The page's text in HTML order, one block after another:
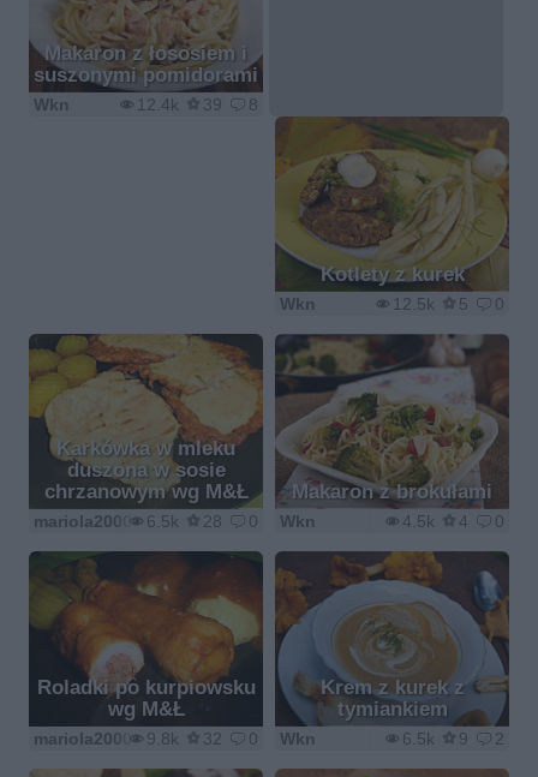
Makaron z łososiem i
suszonymi pomidorami
12.4k 39 8
Wkn
Kotlety z kurek
12.5k 5 0
Wkn
Karkówka w mleku
duszona w sosie
chrzanowym wg M&Ł
6.5k 28 0
mariola2000
Makaron z brokułami
4.5k 4 0
Wkn
Roladki po kurpiowsku
wg M&Ł
9.8k 32 0
mariola2000
Krem z kurek z
tymiankiem
6.5k 9 2
Wkn